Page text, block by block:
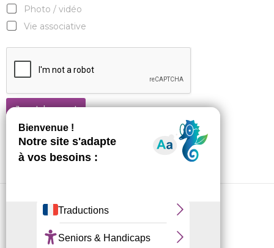
Photo / vidéo
Vie associative
Je m'abonne !